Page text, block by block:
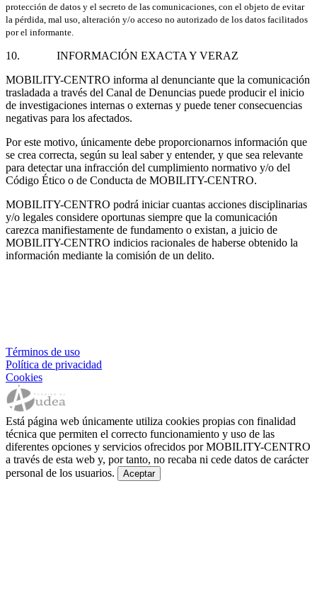
protección de datos y el secreto de las comunicaciones, con el objeto de evitar
la pérdida, mal uso, alteración y/o acceso no autorizado de los datos facilitados
por el informante.
10. INFORMACIÓN EXACTA Y VERAZ
MOBILITY-CENTRO informa al denunciante que la comunicación
trasladada a través del Canal de Denuncias puede producir el inicio
de investigaciones internas o externas y puede tener consecuencias
negativas para los afectados.
Por este motivo, únicamente debe proporcionarnos información que
se crea correcta, según su leal saber y entender, y que sea relevante
para detectar una infracción del cumplimiento normativo y/o del
Código Ético o de Conducta de MOBILITY-CENTRO.
MOBILITY-CENTRO podrá iniciar cuantas acciones disciplinarias
y/o legales considere oportunas siempre que la comunicación
carezca manifiestamente de fundamento o existan, a juicio de
MOBILITY-CENTRO indicios racionales de haberse obtenido la
información mediante la comisión de un delito.
Términos de uso
Política de privacidad
Cookies
Está página web únicamente utiliza cookies propias con finalidad
técnica que permiten el correcto funcionamiento y uso de las
diferentes opciones y servicios ofrecidos por MOBILITY-CENTRO
a través de esta web y, por tanto, no recaba ni cede datos de carácter
personal de los usuarios.
Aceptar